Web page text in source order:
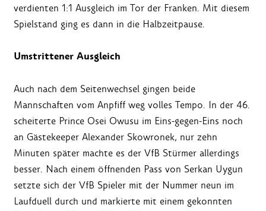
verdienten 1:1 Ausgleich im Tor der Franken. Mit diesem
Spielstand ging es dann in die Halbzeitpause.
Umstrittener Ausgleich
Auch nach dem Seitenwechsel gingen beide
Mannschaften vom Anpfiff weg volles Tempo. In der 46.
scheiterte Prince Osei Owusu im Eins-gegen-Eins noch
an Gästekeeper Alexander Skowronek, nur zehn
Minuten später machte es der VfB Stürmer allerdings
besser. Nach einem öffnenden Pass von Serkan Uygun
setzte sich der VfB Spieler mit der Nummer neun im
Laufduell durch und markierte mit einem gekonnten